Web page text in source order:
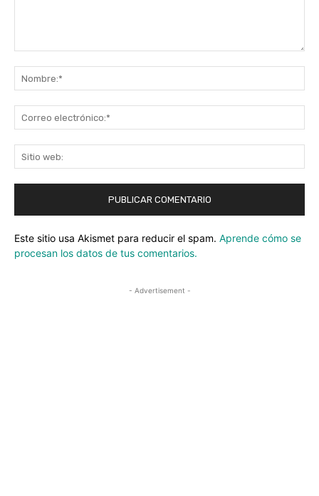
Este sitio usa Akismet para reducir el spam. Aprende cómo se
procesan los datos de tus comentarios.
- Advertisement -